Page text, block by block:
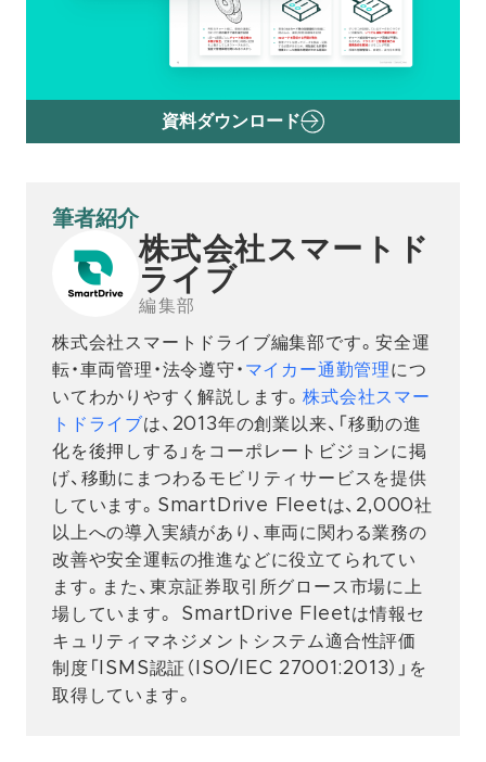
資料ダウンロード
筆者紹介
株式会社スマートド
ライブ
編集部
株式会社スマートドライブ編集部です。安全運
転・車両管理・法令遵守・ マイカー通勤管理につ
いてわかりやすく解説します。株式会社スマー
トドライブは、2013年の創業以来、「移動の進
化を後押しする」をコーポレートビジョンに掲
げ、移動にまつわるモビリティサービスを提供
しています。SmartDrive Fleetは、2,000社
以上への導入実績があり、車両に関わる業務の
改善や安全運転の推進などに役立てられてい
ます。また、東京証券取引所グロース市場に上
場しています。 SmartDrive Fleetは情報セ
キュリティマネジメントシステム適合性評価
制度「ISMS認証（ISO/IEC 27001:2013）」を
取得しています。